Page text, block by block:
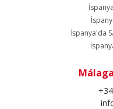
İspanya'da